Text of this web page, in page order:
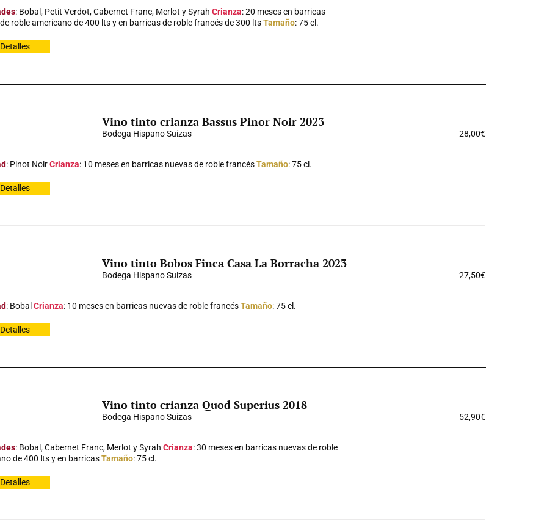
: Bobal, Petit Verdot, Cabernet Franc, Merlot y Syrah Crianza: 20 meses en barricas
roble americano de 400 lts y en barricas de roble francés de 300 ltsTamaño: 75 cl.
Detalles
Vino tinto crianza Bassus Pinor Noir 2023
Bodega Hispano Suizas 28,00€
: Pinot NoirCrianza: 10 meses en barricas nuevas de roble francésTamaño: 75 cl.
Detalles
Vino tinto Bobos Finca Casa La Borracha 2023
Bodega Hispano Suizas 27,50€
: Bobal Crianza: 10 meses en barricas nuevas de roble francésTamaño: 75 cl.
Detalles
Vino tinto crianza Quod Superius 2018
Bodega Hispano Suizas 52,90€
: Bobal, Cabernet Franc, Merlot y Syrah Crianza: 30 meses en barricas nuevas de roble
de 400 lts y en barricasTamaño: 75 cl.
Detalles